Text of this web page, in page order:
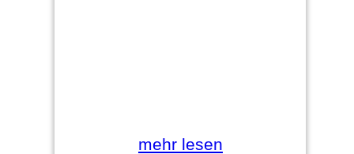
mehr lesen